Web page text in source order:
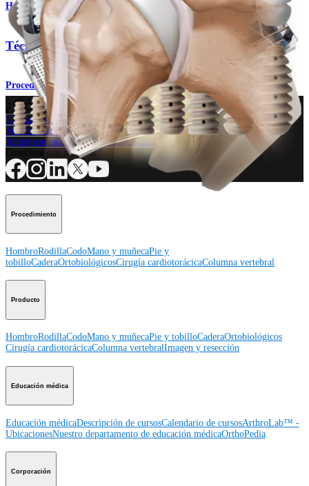
Hombro
Técnica para tenodesis
Procedimiento
¿Cómo podemos ayudarlo?
Contacte a un representante
Ver eventos, laboratorios y oportunidades educativas
Regístrese para recibir: ¿Qué hay de nuevo en Arthrex?
Conéctese con nosotros
Procedimiento
HombroRodillaCodoMano y muñecaPie y
tobilloCaderaOrtobiológicosCirugía cardiotorácicaColumna vertebral
Producto
HombroRodillaCodoMano y muñecaPie y tobilloCaderaOrtobiológicos
Cirugía cardiotorácicaColumna vertebralImagen y resección
Educación médica
Educación médicaDescripción de cursosCalendario de cursosArthroLab™ -
UbicacionesNuestro departamento de educación médicaOrthoPedia
Corporación